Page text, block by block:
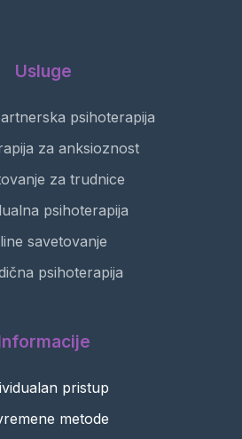
Usluge
psihoterapija
za anksioznost
za trudnice
psihoterapija
savetovanje
psihoterapija
pristup
metode